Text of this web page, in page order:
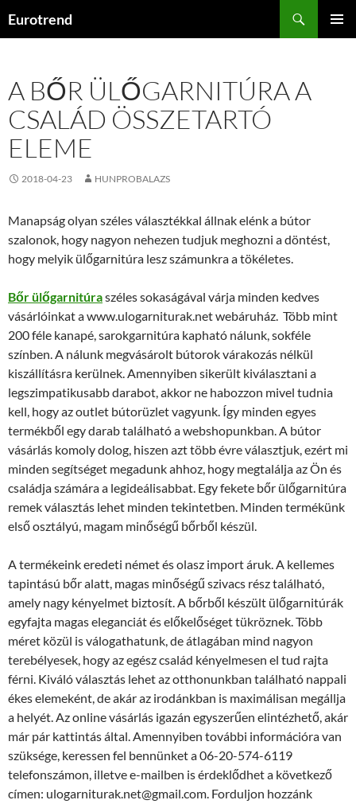
Eurotrend
A BŐR ÜLŐGARNITÚRA A
CSALÁD ÖSSZETARTÓ
ELEME
2018-04-23 HUNPROBALAZS
Manapság olyan széles választékkal állnak elénk a bútor
szalonok, hogy nagyon nehezen tudjuk meghozni a döntést,
hogy melyik ülőgarnitúra lesz számunkra a tökéletes.
Bőr ülőgarnitúraszéles sokaságával várja minden kedves
vásárlóinkat a www.ulogarniturak.net webáruház. Több mint
200 féle kanapé, sarokgarnitúra kapható nálunk, sokféle
színben. A nálunk megvásárolt bútorok várakozás nélkül
kiszállításra kerülnek. Amennyiben sikerült kiválasztani a
legszimpatikusabb darabot, akkor ne habozzon mivel tudnia
kell, hogy az outlet bútorüzlet vagyunk. Így minden egyes
termékből egy darab található a webshopunkban. A bútor
vásárlás komoly dolog, hiszen azt több évre választjuk, ezért mi
minden segítséget megadunk ahhoz, hogy megtalálja az Ön és
családja számára a legideálisabbat. Egy fekete bőr ülőgarnitúra
remek választás lehet minden tekintetben. Minden termékünk
első osztályú, magam minőségű bőrből készül.
A termékeink eredeti német és olasz import áruk. A kellemes
tapintású bőr alatt, magas minőségű szivacs rész található,
amely nagy kényelmet biztosít. A bőrből készült ülőgarnitúrák
egyfajta magas eleganciát és előkelőséget tükröznek. Több
méret közül is válogathatunk, de átlagában mind nagyon
terebélyesek, hogy az egész család kényelmesen el tud rajta
férni. Kiváló választás lehet az otthonunkban található nappali
ékes elemeként, de akár az irodánkban is maximálisan megállja
a helyét. Az online vásárlás igazán egyszerűen elintézhető, akár
már pár kattintás által. Amennyiben további információra van
szüksége, keressen fel bennünket a 06-20-574-6119
telefonszámon, illetve e-mailben is érdeklődhet a következő
címen: ulogarniturak.net@gmail.com. Forduljon hozzánk